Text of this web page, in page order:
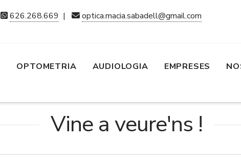
626.268.669 | optica.macia.sabadell@gmail.com
OPTOMETRIA AUDIOLOGIA EMPRESES
Vine a veure'ns !